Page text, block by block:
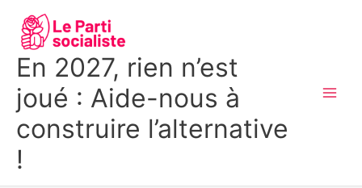
contenu
En 2027, rien n’est
joué : Aide-nous à
construire l’alternative
!